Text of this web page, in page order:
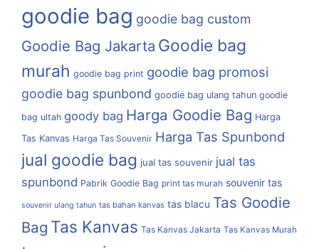
goodie bag goodie bag custom
Goodie Bag Jakarta Goodie bag
murah goodie bag print goodie bag promosi
goodie bag spunbond goodie bag ulang tahun goodie
bag ultah goody bag Harga Goodie Bag Harga
Tas Kanvas Harga Tas Souvenir Harga Tas Spunbond
jual goodie bag jual tas souvenir jual tas
spunbond Pabrik Goodie Bag print tas murah souvenir tas
souvenir ulang tahun tas bahan kanvas tas blacu Tas Goodie
Bag Tas Kanvas Tas Kanvas Jakarta Tas Kanvas Murah